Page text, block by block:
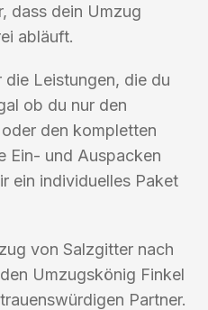
dass dein Umzug
abläuft.
die Leistungen, die du
ob du nur den
den kompletten
Ein- und Auspacken
ein individuelles Paket
von Salzgitter nach
Umzugskönig Finkel
Partner.